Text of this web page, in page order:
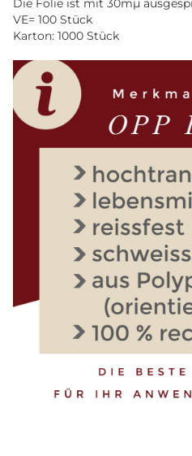
Die Folie ist mit 30mµ
VE= 100 Stück
Karton: 1000 Stück